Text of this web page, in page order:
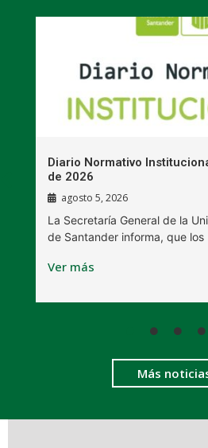
Diario Normativo
de 2026
agosto 5, 2026
La Secretaría General de la
de Santander informa, que los
Ver más
Más